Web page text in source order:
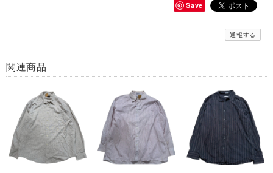
Save
通報する
関連商品